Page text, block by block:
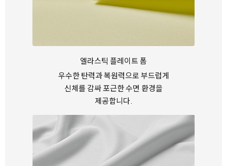
엘라스틱 플레이트 폼
우수한 탄력과 복원력으로 부드럽게
신체를 감싸 포근한 수면 환경을
제공합니다.